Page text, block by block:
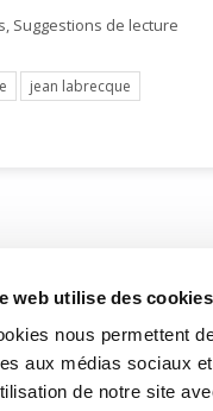
web utilise des
nous permettent
aux médias sociaux
de notre site
, Suggestions de lecture
jean labrecque
1073 route
G1V 3W2
Obtenir